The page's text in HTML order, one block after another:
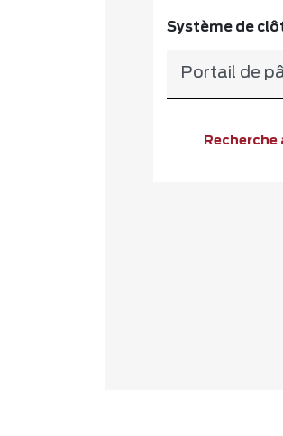
Système de
Portail de
Recherche